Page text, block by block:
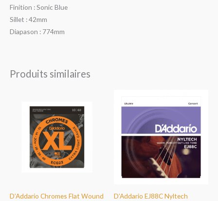
Finition : Sonic Blue
Sillet : 42mm
Diapason : 774mm
Produits similaires
D’Addario Chromes Flat Wound
D’Addario EJ88C Nyltech